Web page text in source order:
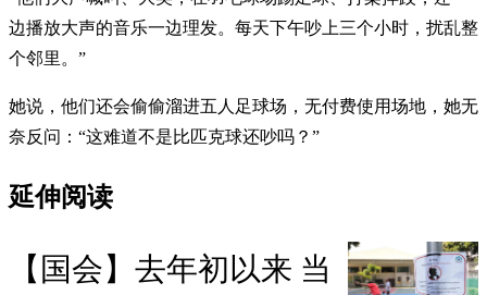
边播放大声的音乐一边理发。每天下午吵上三个小时，扰乱整
个邻里。”
她说，他们还会偷偷溜进五人足球场，无付费使用场地，她无
奈反问：“这难道不是比匹克球还吵吗？”
延伸阅读
【国会】去年初以来 当